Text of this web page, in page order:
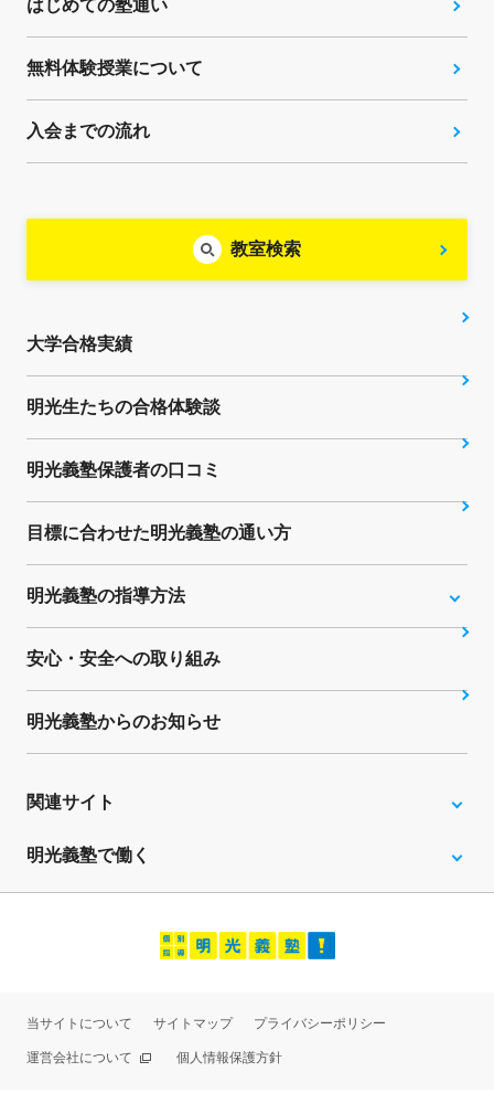
はじめての塾通い
無料体験授業について
入会までの流れ
教室検索
大学合格実績
明光生たちの合格体験談
明光義塾保護者の口コミ
目標に合わせた明光義塾の通い方
明光義塾の指導方法
安心・安全への取り組み
明光義塾からのお知らせ
関連サイト
明光義塾で働く
当サイトについて サイトマップ プライバシーポリシー
運営会社について 個人情報保護方針